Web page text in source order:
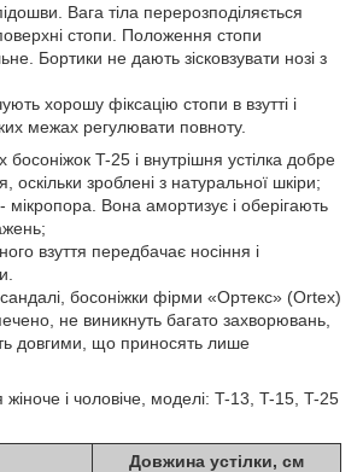
Вага тіла перерозподіляється
стопи. Положення стопи
Бортики не дають зісковзувати нозі з
хорошу фіксацію стопи в взутті і
межах регулювати повноту.
T-25 і внутрішня устілка добре
оскільки зроблені з натуральної шкіри;
мікропора. Вона амортизує і оберігають
взуття передбачає носіння і
сандалі, босоніжки фірми «Ортекс» (Ortex)
не виникнуть багато захворювань,
довгими, що приносять лише
і чоловіче, моделі: T-13, T-15, T-25
Довжина устілки, см